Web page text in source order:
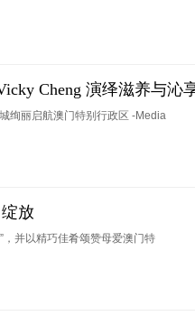
Cheng 演绎滋养与
绚丽启航澳门特别行政区 -Media
放
，并以精巧佳肴颂赞母爱澳门特